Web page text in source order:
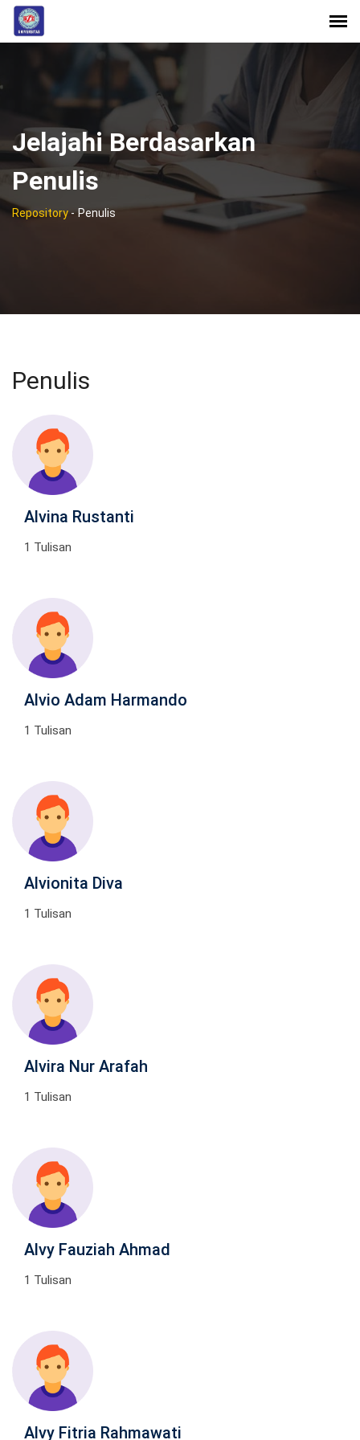
Jelajahi Berdasarkan
Penulis
Repository- Penulis
Penulis
Alvina Rustanti
1 Tulisan
Alvio Adam Harmando
1 Tulisan
Alvionita Diva
1 Tulisan
Alvira Nur Arafah
1 Tulisan
Alvy Fauziah Ahmad
1 Tulisan
Alvy Fitria Rahmawati